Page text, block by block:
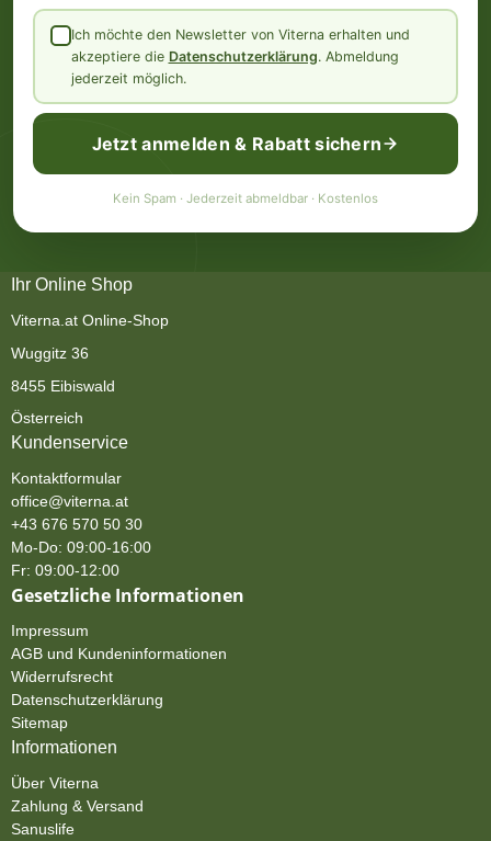
Ich möchte den Newsletter von Viterna erhalten und
akzeptiere die Datenschutzerklärung. Abmeldung
jederzeit möglich.
Jetzt anmelden & Rabatt sichern
Kein Spam · Jederzeit abmeldbar · Kostenlos
Ihr Online Shop
Viterna.at Online-Shop
Wuggitz 36
8455 Eibiswald
Österreich
Kundenservice
Kontaktformular
office@viterna.at
+43 676 570 50 30
Mo-Do: 09:00-16:00
Fr: 09:00-12:00
Gesetzliche Informationen
Impressum
AGB und Kundeninformationen
Widerrufsrecht
Datenschutzerklärung
Sitemap
Informationen
Über Viterna
Zahlung & Versand
Sanuslife